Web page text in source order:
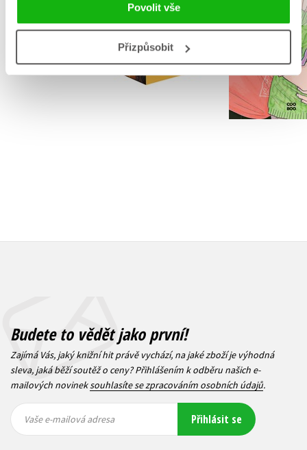
Povolit vše
Přizpůsobit
Do košíku
Do
439 Kč
Budete to vědět jako první!
Zajímá Vás, jaký knižní hit právě vychází, na jaké zboží je výhodná
sleva, jaká běží soutěž o ceny? Přihlášením k odběru našich e-
mailových novineksouhlasíte se zpracováním osobních údajů.
mailová
mailová
Vaše e-mailová adresa Přihlásit se